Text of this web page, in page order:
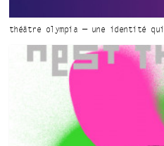
théâtre olympia — une identité qui